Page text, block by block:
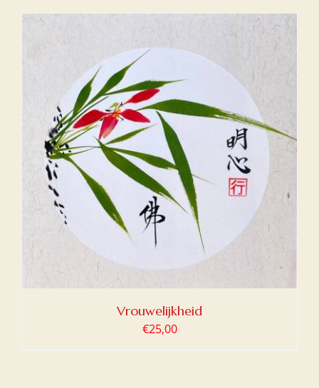
Vrouwelijkheid
€25,00